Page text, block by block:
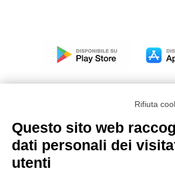
Modello organizzativo, gestione e
231/2001
Rifiuta
Questo sito web
dati personali dei
utenti